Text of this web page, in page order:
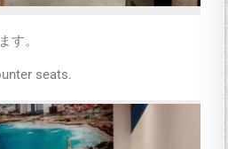
す。
seats.